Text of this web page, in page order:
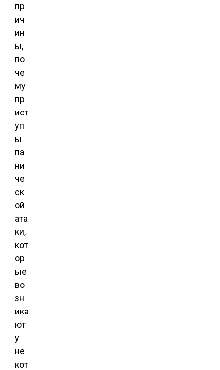
пр
ич
ин
ы,
по
че
му
пр
ист
уп
ы
па
ни
че
ск
ой
ата
ки,
кот
ор
ые
во
зн
ика
ют
у
не
кот